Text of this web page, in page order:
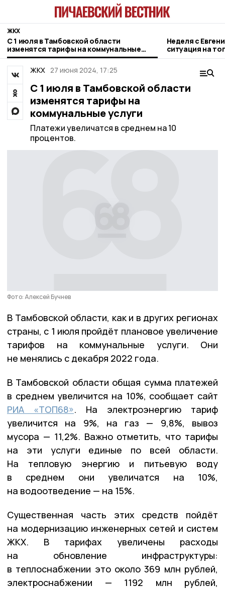
ЖКХ
С 1 июля в Тамбовской области
изменятся тарифы на коммунальные
услуги
Неделя с
ситуация на
городе и
ЖКХ 27 июня 2024, 17:25
С 1 июля в Тамбовской области
изменятся тарифы на
коммунальные услуги
Платежи увеличатся в среднем на 10
процентов.
Фото: Алексей Бучнев
В Тамбовской области, как и в других регионах
страны, с 1 июля пройдёт плановое увеличение
тарифов на коммунальные услуги. Они
не менялись с декабря 2022 года.
В Тамбовской области общая сумма платежей
в среднем увеличится на 10%, сообщает сайт
РИА «ТОП68». На электроэнергию тариф
увеличится на 9%, на газ — 9,8%, вывоз
мусора — 11,2%. Важно отметить, что тарифы
на эти услуги единые по всей области.
На тепловую энергию и питьевую воду
в среднем они увеличатся на 10%,
на водоотведение — на 15%.
Существенная часть этих средств пойдёт
на модернизацию инженерных сетей и систем
ЖКХ. В тарифах увеличены расходы
на обновление инфраструктуры:
в теплоснабжении это около 369 млн рублей,
электроснабжении — 1192 млн рублей,